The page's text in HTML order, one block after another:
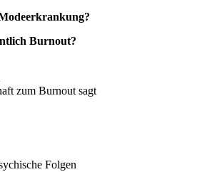
Burnout?
zum Burnout sagt
Folgen